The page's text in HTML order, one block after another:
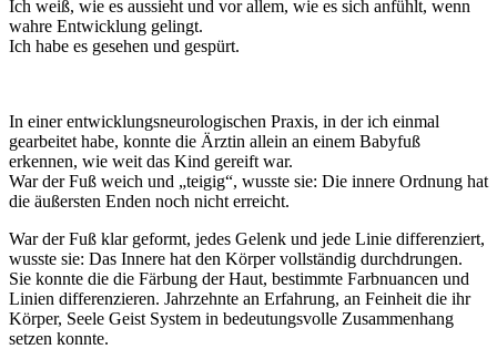
Ich weiß, wie es aussieht und vor allem, wie es sich anfühlt, wenn
wahre Entwicklung gelingt.
Ich habe es gesehen und gespürt.
In einer entwicklungsneurologischen Praxis, in der ich einmal
gearbeitet habe, konnte die Ärztin allein an einem Babyfuß
erkennen, wie weit das Kind gereift war.
War der Fuß weich und „teigig“, wusste sie: Die innere Ordnung hat
die äußersten Enden noch nicht erreicht.
War der Fuß klar geformt, jedes Gelenk und jede Linie differenziert,
wusste sie: Das Innere hat den Körper vollständig durchdrungen.
Sie konnte die die Färbung der Haut, bestimmte Farbnuancen und
Linien differenzieren. Jahrzehnte an Erfahrung, an Feinheit die ihr
Körper, Seele Geist System in bedeutungsvolle Zusammenhang
setzen konnte.